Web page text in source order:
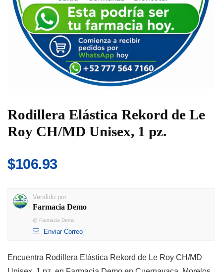
Rodillera Elástica Rekord de Le
Roy CH/MD Unisex, 1 pz.
$106.93
Vendido por
Farmacia Demo
@ Farmacia Demo
Enviar Correo
Encuentra Rodillera Elástica Rekord de Le Roy CH/MD